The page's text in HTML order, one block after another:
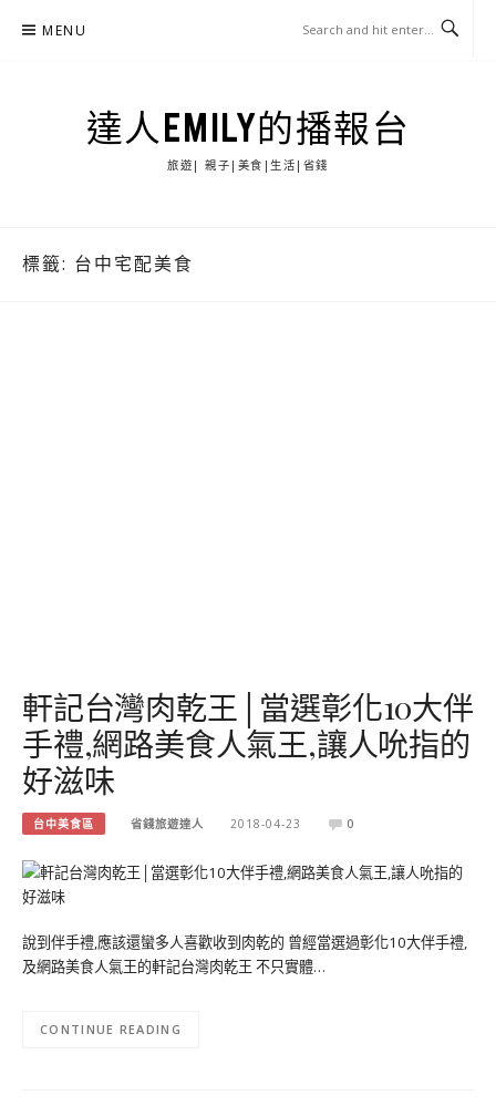
MENU
達人EMILY的播報台
旅遊| 親子|美食|生活|省錢
標籤: 台中宅配美食
軒記台灣肉乾王│當選彰化10大伴
手禮,網路美食人氣王,讓人吮指的
好滋味
台中美食區 省錢旅遊達人 2018-04-23 0
說到伴手禮,應該還蠻多人喜歡收到肉乾的 曾經當選過彰化10大伴手禮,
及網路美食人氣王的軒記台灣肉乾王 不只實體…
CONTINUE READING